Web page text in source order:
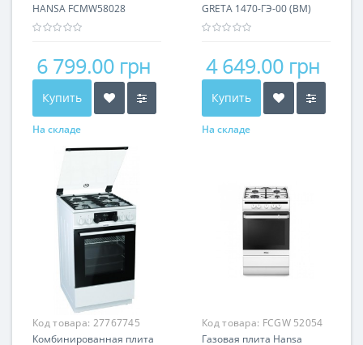
HANSA FCMW58028
6 799.00 грн
Купить
На складе
GRETA 1470-ГЭ-00 (BM)
4 649.00 грн
Купить
На складе
Код товара: 27767745
Комбинированная плита
Код товара: FCGW 52054
Газовая плита Hansa